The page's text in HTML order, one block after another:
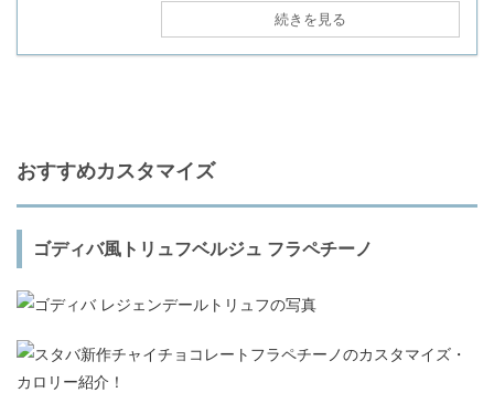
続きを見る
おすすめカスタマイズ
ゴディバ風トリュフベルジュ フラペチーノ